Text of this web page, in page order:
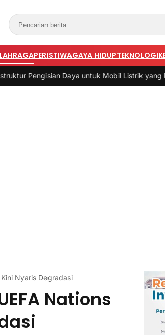
PERISTIWAGAYA HIDUPTEKNOLOGI
untuk Mobil Listrik yang Perlu
Nyaris Degradasi
Nations